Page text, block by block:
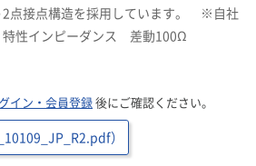
2点接点構造を採用しています。 ※自社
特性インピーダンス 差動100Ω
イン・会員登録後にご確認ください。
）